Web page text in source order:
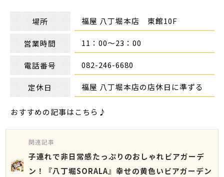
場所 福屋 八丁堀本店 東館10F
営業時間 11：00～23：00
電話番号 082-246-6680
定休日 福屋 八丁堀本店の店休日に準ずる
おすすめの記事はこちら♪
関連記事
子連れで非日常感たっぷりのおしゃれビアガーデ
ン！『八丁堀SORALA』幸せの黄色いビアガーデン